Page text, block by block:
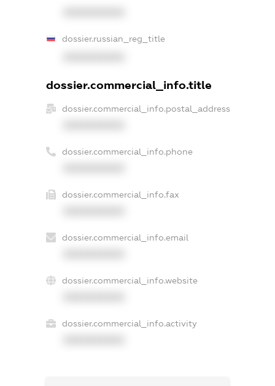
dossier.russian_reg_title
dossier.commercial_info.title
dossier.commercial_info.postal_address
dossier.commercial_info.phone
dossier.commercial_info.fax
dossier.commercial_info.email
dossier.commercial_info.website
dossier.commercial_info.activity